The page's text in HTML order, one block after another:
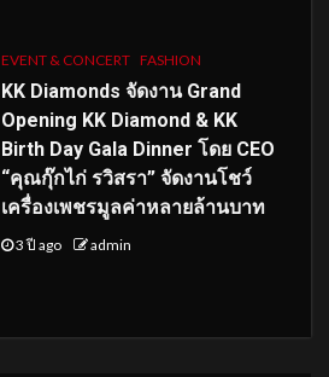
EVENT & CONCERT FASHION
KK Diamonds จัดงาน Grand
Opening KK Diamond & KK
Birth Day Gala Dinner โดย CEO
“คุณกุ๊กไก่ รวิสรา” จัดงานโชว์
เครื่องเพชรมูลค่าหลายล้านบาท
3 ปี ago admin